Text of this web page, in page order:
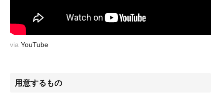
via YouTube
用意するもの